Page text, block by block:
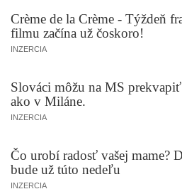
Crème de la Crème - Týždeň
filmu začína už čoskoro!
INZERCIA
Slováci môžu na MS
ako v Miláne.
INZERCIA
Čo urobí radosť vašej mame?
bude už túto nedeľu
INZERCIA